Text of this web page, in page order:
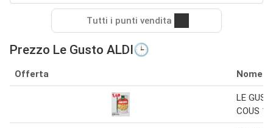
Tutti i punti vendita
Prezzo Le Gusto ALDI🕒
Offerta Nome
LE
COUS 1